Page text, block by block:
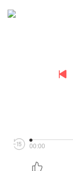
00:00